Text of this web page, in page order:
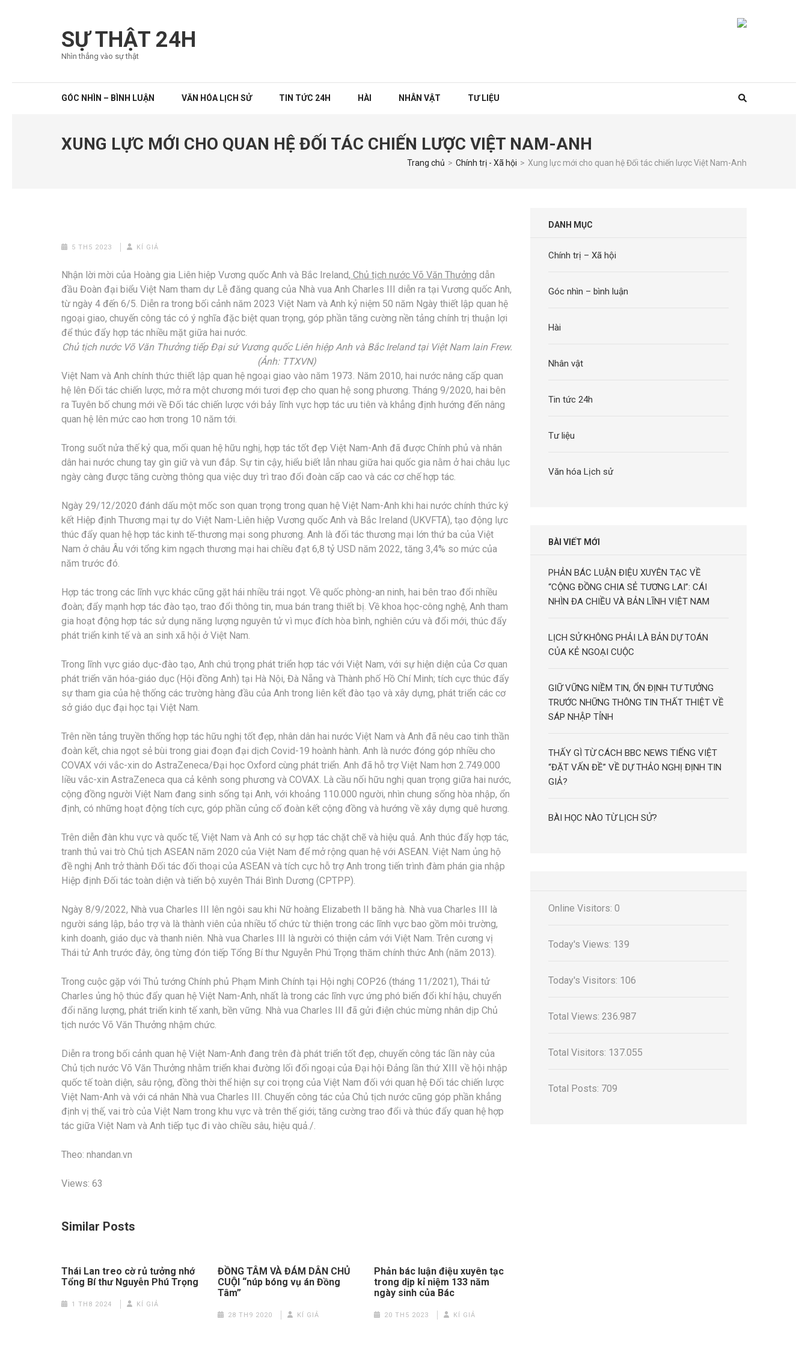
SỰ THẬT 24H
Nhìn thẳng vào sự thật
GÓC NHÌN – BÌNH LUẬN VĂN HÓA LỊCH SỬ TIN TỨC 24H HÀI NHÂN VẬT TƯ LIỆU
XUNG LỰC MỚI CHO QUAN HỆ ĐỐI TÁC CHIẾN LƯỢC VIỆT NAM-ANH
Trang chủ > Chính trị - Xã hội > Xung lực mới cho quan hệ Đối tác chiến lược Việt Nam-Anh
5 TH5 2023 KÍ GIẢ
Nhận lời mời của Hoàng gia Liên hiệp Vương quốc Anh và Bắc Ireland, Chủ tịch nước Võ Văn Thưởng dẫn
đầu Đoàn đại biểu Việt Nam tham dự Lễ đăng quang của Nhà vua Anh Charles III diễn ra tại Vương quốc Anh,
từ ngày 4 đến 6/5. Diễn ra trong bối cảnh năm 2023 Việt Nam và Anh kỷ niệm 50 năm Ngày thiết lập quan hệ
ngoại giao, chuyến công tác có ý nghĩa đặc biệt quan trọng, góp phần tăng cường nền tảng chính trị thuận lợi
để thúc đẩy hợp tác nhiều mặt giữa hai nước.
Chủ tịch nước Võ Văn Thưởng tiếp Đại sứ Vương quốc Liên hiệp Anh và Bắc Ireland tại Việt Nam Iain Frew.
(Ảnh: TTXVN)
Việt Nam và Anh chính thức thiết lập quan hệ ngoại giao vào năm 1973. Năm 2010, hai nước nâng cấp quan
hệ lên Đối tác chiến lược, mở ra một chương mới tươi đẹp cho quan hệ song phương. Tháng 9/2020, hai bên
ra Tuyên bố chung mới về Đối tác chiến lược với bảy lĩnh vực hợp tác ưu tiên và khẳng định hướng đến nâng
quan hệ lên mức cao hơn trong 10 năm tới.
Trong suốt nửa thế kỷ qua, mối quan hệ hữu nghị, hợp tác tốt đẹp Việt Nam-Anh đã được Chính phủ và nhân
dân hai nước chung tay gìn giữ và vun đắp. Sự tin cậy, hiểu biết lẫn nhau giữa hai quốc gia nằm ở hai châu lục
ngày càng được tăng cường thông qua việc duy trì trao đổi đoàn cấp cao và các cơ chế hợp tác.
Ngày 29/12/2020 đánh dấu một mốc son quan trọng trong quan hệ Việt Nam-Anh khi hai nước chính thức ký
kết Hiệp định Thương mại tự do Việt Nam-Liên hiệp Vương quốc Anh và Bắc Ireland (UKVFTA), tạo động lực
thúc đẩy quan hệ hợp tác kinh tế-thương mại song phương. Anh là đối tác thương mại lớn thứ ba của Việt
Nam ở châu Âu với tổng kim ngạch thương mại hai chiều đạt 6,8 tỷ USD năm 2022, tăng 3,4% so mức của
năm trước đó.
Hợp tác trong các lĩnh vực khác cũng gặt hái nhiều trái ngọt. Về quốc phòng-an ninh, hai bên trao đổi nhiều
đoàn; đẩy mạnh hợp tác đào tạo, trao đổi thông tin, mua bán trang thiết bị. Về khoa học-công nghệ, Anh tham
gia hoạt động hợp tác sử dụng năng lượng nguyên tử vì mục đích hòa bình, nghiên cứu và đổi mới, thúc đẩy
phát triển kinh tế và an sinh xã hội ở Việt Nam.
Trong lĩnh vực giáo dục-đào tạo, Anh chú trọng phát triển hợp tác với Việt Nam, với sự hiện diện của Cơ quan
phát triển văn hóa-giáo dục (Hội đồng Anh) tại Hà Nội, Đà Nẵng và Thành phố Hồ Chí Minh; tích cực thúc đẩy
sự tham gia của hệ thống các trường hàng đầu của Anh trong liên kết đào tạo và xây dựng, phát triển các cơ
sở giáo dục đại học tại Việt Nam.
Trên nền tảng truyền thống hợp tác hữu nghị tốt đẹp, nhân dân hai nước Việt Nam và Anh đã nêu cao tinh thần
đoàn kết, chia ngọt sẻ bùi trong giai đoạn đại dịch Covid-19 hoành hành. Anh là nước đóng góp nhiều cho
COVAX với vắc-xin do AstraZeneca/Đại học Oxford cùng phát triển. Anh đã hỗ trợ Việt Nam hơn 2.749.000
liều vắc-xin AstraZeneca qua cả kênh song phương và COVAX. Là cầu nối hữu nghị quan trọng giữa hai nước,
cộng đồng người Việt Nam đang sinh sống tại Anh, với khoảng 110.000 người, nhìn chung sống hòa nhập, ổn
định, có những hoạt động tích cực, góp phần củng cố đoàn kết cộng đồng và hướng về xây dựng quê hương.
Trên diễn đàn khu vực và quốc tế, Việt Nam và Anh có sự hợp tác chặt chẽ và hiệu quả. Anh thúc đẩy hợp tác,
tranh thủ vai trò Chủ tịch ASEAN năm 2020 của Việt Nam để mở rộng quan hệ với ASEAN. Việt Nam ủng hộ
đề nghị Anh trở thành Đối tác đối thoại của ASEAN và tích cực hỗ trợ Anh trong tiến trình đàm phán gia nhập
Hiệp định Đối tác toàn diện và tiến bộ xuyên Thái Bình Dương (CPTPP).
Ngày 8/9/2022, Nhà vua Charles III lên ngôi sau khi Nữ hoàng Elizabeth II băng hà. Nhà vua Charles III là
người sáng lập, bảo trợ và là thành viên của nhiều tổ chức từ thiện trong các lĩnh vực bao gồm môi trường,
kinh doanh, giáo dục và thanh niên. Nhà vua Charles III là người có thiện cảm với Việt Nam. Trên cương vị
Thái tử Anh trước đây, ông từng đón tiếp Tổng Bí thư Nguyễn Phú Trọng thăm chính thức Anh (năm 2013).
Trong cuộc gặp với Thủ tướng Chính phủ Phạm Minh Chính tại Hội nghị COP26 (tháng 11/2021), Thái tử
Charles ủng hộ thúc đẩy quan hệ Việt Nam-Anh, nhất là trong các lĩnh vực ứng phó biến đổi khí hậu, chuyển
đổi năng lượng, phát triển kinh tế xanh, bền vững. Nhà vua Charles III đã gửi điện chúc mừng nhân dịp Chủ
tịch nước Võ Văn Thưởng nhậm chức.
Diễn ra trong bối cảnh quan hệ Việt Nam-Anh đang trên đà phát triển tốt đẹp, chuyến công tác lần này của
Chủ tịch nước Võ Văn Thưởng nhằm triển khai đường lối đối ngoại của Đại hội Đảng lần thứ XIII về hội nhập
quốc tế toàn diện, sâu rộng, đồng thời thể hiện sự coi trọng của Việt Nam đối với quan hệ Đối tác chiến lược
Việt Nam-Anh và với cá nhân Nhà vua Charles III. Chuyến công tác của Chủ tịch nước cũng góp phần khẳng
định vị thế, vai trò của Việt Nam trong khu vực và trên thế giới; tăng cường trao đổi và thúc đẩy quan hệ hợp
tác giữa Việt Nam và Anh tiếp tục đi vào chiều sâu, hiệu quả./.
Theo: nhandan.vn
Views: 63
Similar Posts
Thái Lan treo cờ rủ tưởng nhớ
Tổng Bí thư Nguyễn Phú Trọng
1 TH8 2024 KÍ GIẢ
ĐỒNG TÂM VÀ ĐÁM DÂN CHỦ
CUỘI “núp bóng vụ án Đồng
Tâm”
28 TH9 2020 KÍ GIẢ
Phản bác luận điệu xuyên tạc
trong dịp kỉ niệm 133 năm
ngày sinh của Bác
20 TH5 2023 KÍ GIẢ
DANH MỤC
Chính trị – Xã hội
Góc nhìn – bình luận
Hài
Nhân vật
Tin tức 24h
Tư liệu
Văn hóa Lịch sử
BÀI VIẾT MỚI
PHẢN BÁC LUẬN ĐIỆU XUYÊN TẠC VỀ
“CỘNG ĐỒNG CHIA SẺ TƯƠNG LAI”: CÁI
NHÌN ĐA CHIỀU VÀ BẢN LĨNH VIỆT NAM
LỊCH SỬ KHÔNG PHẢI LÀ BẢN DỰ TOÁN
CỦA KẺ NGOẠI CUỘC
GIỮ VỮNG NIỀM TIN, ỔN ĐỊNH TƯ TƯỞNG
TRƯỚC NHỮNG THÔNG TIN THẤT THIỆT VỀ
SÁP NHẬP TỈNH
THẤY GÌ TỪ CÁCH BBC NEWS TIẾNG VIỆT
“ĐẶT VẤN ĐỀ” VỀ DỰ THẢO NGHỊ ĐỊNH TIN
GIẢ?
BÀI HỌC NÀO TỪ LỊCH SỬ?
Online Visitors:0
Today's Views: 139
Today's Visitors: 106
Total Views: 236.987
Total Visitors: 137.055
Total Posts: 709